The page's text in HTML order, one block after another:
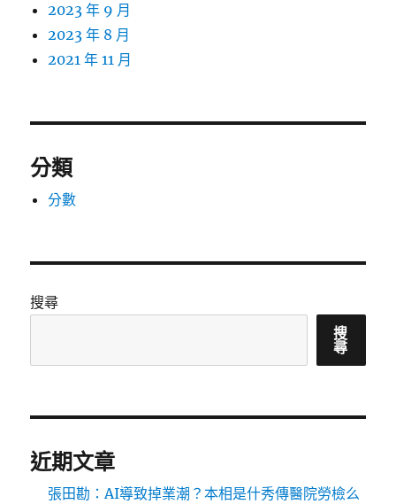
2023 年 9 月
2023 年 8 月
2021 年 11 月
分類
分數
搜尋
搜
尋
近期文章
張田勘：AI導致掉業潮？本相是什秀傳醫院勞檢么